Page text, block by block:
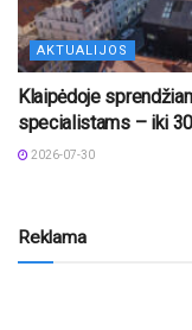
AKTUALIJOS
Klaipėdoje
specialistams – iki
2026-07-30
Reklama